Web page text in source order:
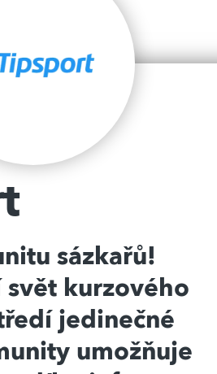
sázkařů!
kurzového
jedinečné
umožňuje